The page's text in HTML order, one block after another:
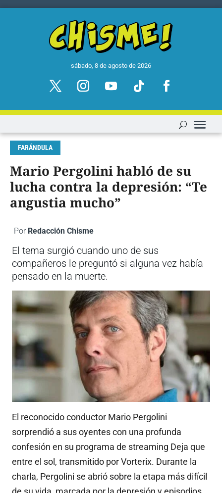
sábado, 8 de agosto de 2026
FARÁNDULA
Mario Pergolini habló de su
lucha contra la depresión: “Te
angustia mucho”
Por Redacción Chisme
El tema surgió cuando uno de sus
compañeros le preguntó si alguna vez había
pensado en la muerte.
El reconocido conductor Mario Pergolini
sorprendió a sus oyentes con una profunda
confesión en su programa de streaming Deja que
entre el sol, transmitido por Vorterix. Durante la
charla, Pergolini se abrió sobre la etapa más difícil